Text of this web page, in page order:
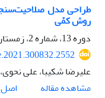
طراحی مدل
روش کمّی
دوره 13، شماره 2، زمستان 1400، صفحه
علیرضا شکیبا، علی
مشاهده مقاله
اصل